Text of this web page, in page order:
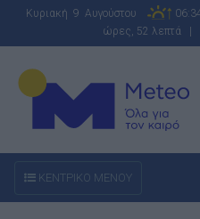
Κυριακή 9 Αυγούστου
ώρες, 52 λεπτά
ΚΕΝΤΡΙΚΟ ΜΕΝΟΥ